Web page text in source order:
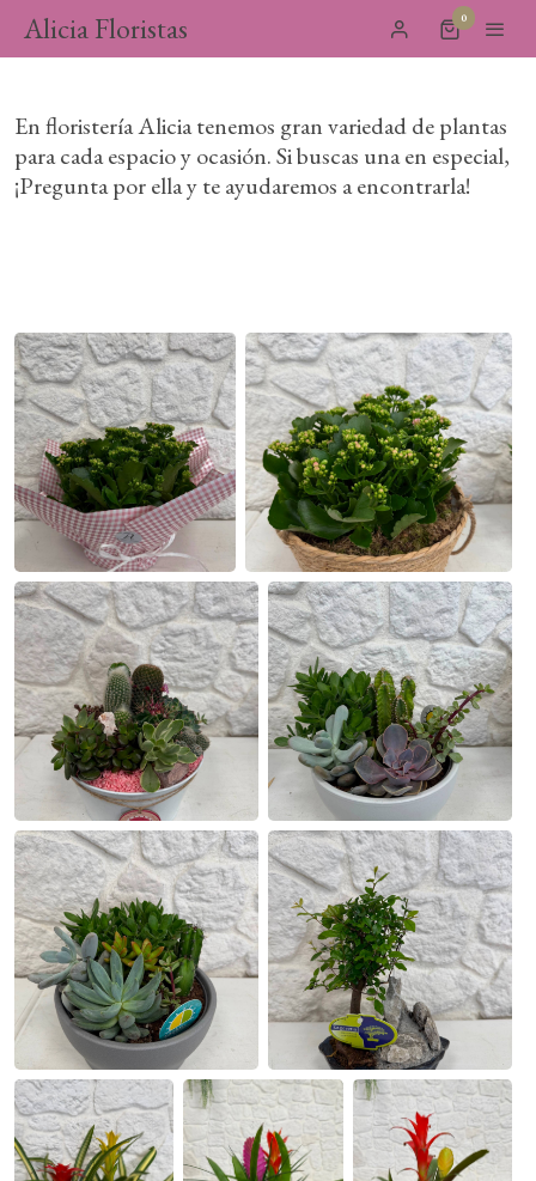
Alicia Floristas 0
En floristería Alicia tenemos gran variedad de plantas
para cada espacio y ocasión. Si buscas una en especial,
¡Pregunta por ella y te ayudaremos a encontrarla!